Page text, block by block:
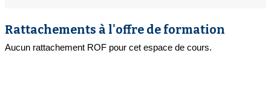
Rattachements à l'offre de formation
Aucun rattachement ROF pour cet espace de cours.